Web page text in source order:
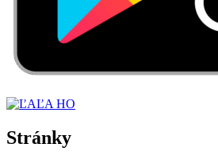
Stránky